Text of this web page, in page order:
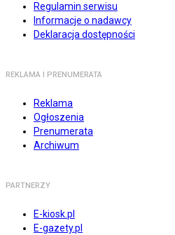
Regulamin serwisu
Informacje o nadawcy
Deklaracja dostępności
REKLAMA I PRENUMERATA
Reklama
Ogłoszenia
Prenumerata
Archiwum
PARTNERZY
E-kiosk.pl
E-gazety.pl